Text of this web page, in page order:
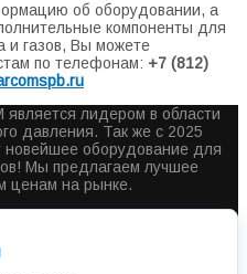
об оборудовании, а
компоненты для
и газов, Вы можете
по телефонам: +7 (812)
лидером в области
давления. Так же с 2025
новейшее оборудование для
Мы предлагаем лучшее
ценам на рынке.